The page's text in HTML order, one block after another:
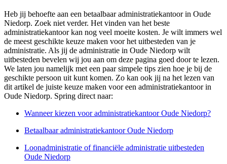
Heb jij behoefte aan een betaalbaar administratiekantoor in Oude
Niedorp. Zoek niet verder. Het vinden van het beste
administratiekantoor kan nog veel moeite kosten. Je wilt immers wel
de meest geschikte keuze maken voor het uitbesteden van je
administratie. Als jij de administratie in Oude Niedorp wilt
uitbesteden bevelen wij jou aan om deze pagina goed door te lezen.
We laten jou namelijk met een paar simpele tips zien hoe je bij de
geschikte persoon uit kunt komen. Zo kan ook jij na het lezen van
dit artikel de juiste keuze maken voor een administratiekantoor in
Oude Niedorp. Spring direct naar:
Wanneer kiezen voor administratiekantoor Oude Niedorp?
Betaalbaar administratiekantoor Oude Niedorp
Loonadministratie of financiële administratie uitbesteden
Oude Niedorp